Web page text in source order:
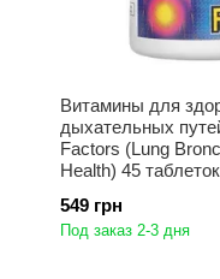
Витамины для
дыхательных
Factors (Lung
Health) 45 таблеток
549 грн
Под заказ 2-3 дня